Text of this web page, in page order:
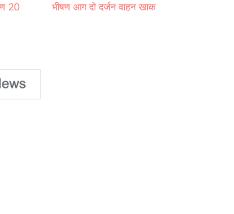
20
भीषण आग दो दर्जन वाहन खाक